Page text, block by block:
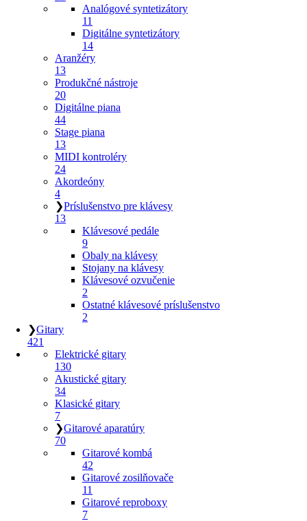
Analógové syntetizátory
11
Digitálne syntetizátory
14
Aranžéry
13
Produkčné nástroje
20
Digitálne piana
44
Stage piana
13
MIDI kontroléry
24
Akordeóny
4
❯Príslušenstvo pre klávesy
13
Klávesové pedále
9
Obaly na klávesy
Stojany na klávesy
Klávesové ozvučenie
2
Ostatné klávesové príslušenstvo
2
❯Gitary
421
Elektrické gitary
130
Akustické gitary
34
Klasické gitary
7
❯Gitarové aparatúry
70
Gitarové kombá
42
Gitarové zosilňovače
11
Gitarové reproboxy
7